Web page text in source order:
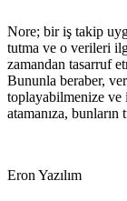
Nore; bir iş takip
tutma ve o verileri
zamandan tasarruf
Bununla beraber,
toplayabilmenize ve
atamanıza,
Eron Yazılım